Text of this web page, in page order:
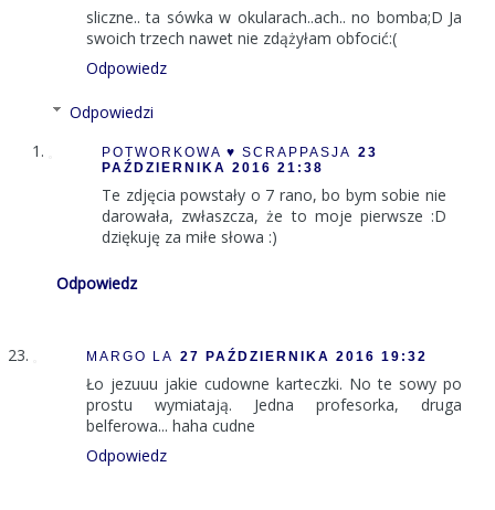
sliczne.. ta sówka w okularach..ach.. no bomba;D Ja
swoich trzech nawet nie zdążyłam obfocić:(
Odpowiedz
Odpowiedzi
POTWORKOWA ♥ SCRAPPASJA 23
PAŹDZIERNIKA 2016 21:38
Te zdjęcia powstały o 7 rano, bo bym sobie nie
darowała, zwłaszcza, że to moje pierwsze :D
dziękuję za miłe słowa :)
Odpowiedz
MARGO LA 27 PAŹDZIERNIKA 2016 19:32
Ło jezuuu jakie cudowne karteczki. No te sowy po
prostu wymiatają. Jedna profesorka, druga
belferowa... haha cudne
Odpowiedz